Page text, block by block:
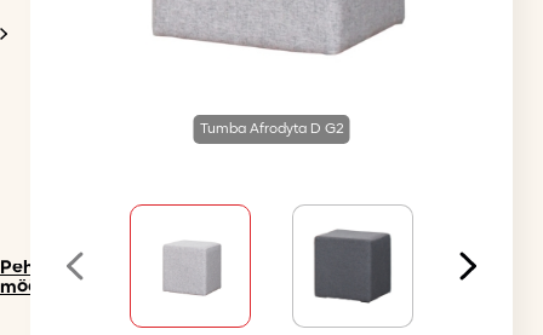
Pehme
mööbel
Tumba Afrodyta D G2